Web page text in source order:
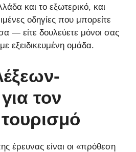
και το εξωτερικό, και
οδηγίες που μπορείτε
— είτε δουλεύετε μόνοι σας
εξειδικευμένη ομάδα.
τον
έρευνας είναι οι «πρόθεση